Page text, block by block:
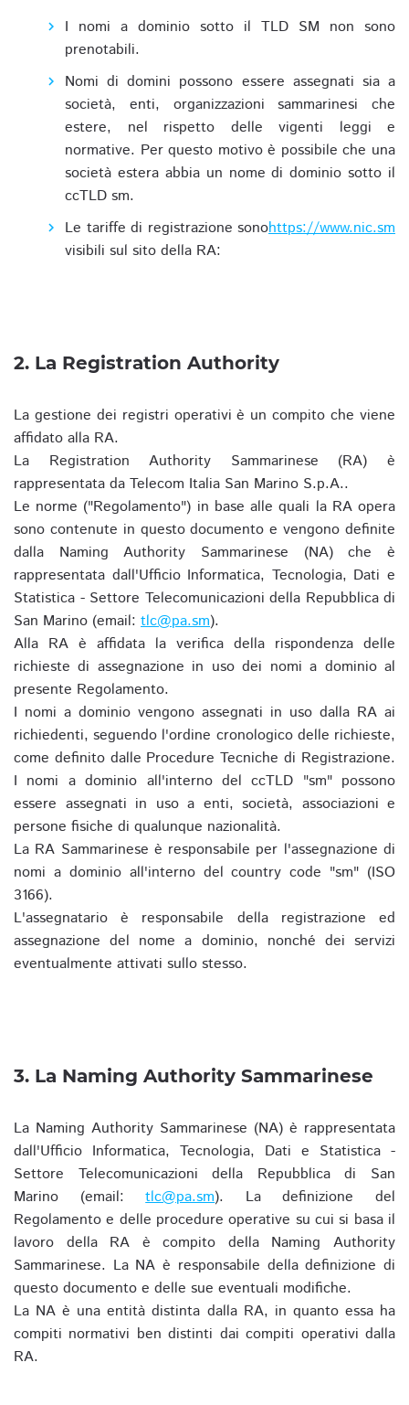
I nomi a dominio sotto il TLD SM non sono
prenotabili.
Nomi di domini possono essere assegnati sia a
società, enti, organizzazioni sammarinesi che
estere, nel rispetto delle vigenti leggi e
normative. Per questo motivo è possibile che una
società estera abbia un nome di dominio sotto il
ccTLD sm.
Le tariffe di registrazione sono
visibili sul sito della RA:
https://www.nic.sm
2. La Registration Authority
La gestione dei registri operativi è un compito che viene
affidato alla RA.
La Registration Authority Sammarinese (RA) è
rappresentata da Telecom Italia San Marino S.p.A..
Le norme ("Regolamento") in base alle quali la RA opera
sono contenute in questo documento e vengono definite
dalla Naming Authority Sammarinese (NA) che è
rappresentata dall'Ufficio Informatica, Tecnologia, Dati e
Statistica - Settore Telecomunicazioni della Repubblica di
San Marino (email: tlc@pa.sm).
Alla RA è affidata la verifica della rispondenza delle
richieste di assegnazione in uso dei nomi a dominio al
presente Regolamento.
I nomi a dominio vengono assegnati in uso dalla RA ai
richiedenti, seguendo l'ordine cronologico delle richieste,
come definito dalle Procedure Tecniche di Registrazione.
I nomi a dominio all'interno del ccTLD "sm" possono
essere assegnati in uso a enti, società, associazioni e
persone fisiche di qualunque nazionalità.
La RA Sammarinese è responsabile per l'assegnazione di
nomi a dominio all'interno del country code "sm" (ISO
3166).
L'assegnatario è responsabile della registrazione ed
assegnazione del nome a dominio, nonché dei servizi
eventualmente attivati sullo stesso.
3. La Naming Authority Sammarinese
La Naming Authority Sammarinese (NA) è rappresentata
dall'Ufficio Informatica, Tecnologia, Dati e Statistica -
Settore Telecomunicazioni della Repubblica di San
Marino (email:tlc@pa.sm). La definizione del
Regolamento e delle procedure operative su cui si basa il
lavoro della RA è compito della Naming Authority
Sammarinese. La NA è responsabile della definizione di
questo documento e delle sue eventuali modifiche.
La NA è una entità distinta dalla RA, in quanto essa ha
compiti normativi ben distinti dai compiti operativi dalla
RA.